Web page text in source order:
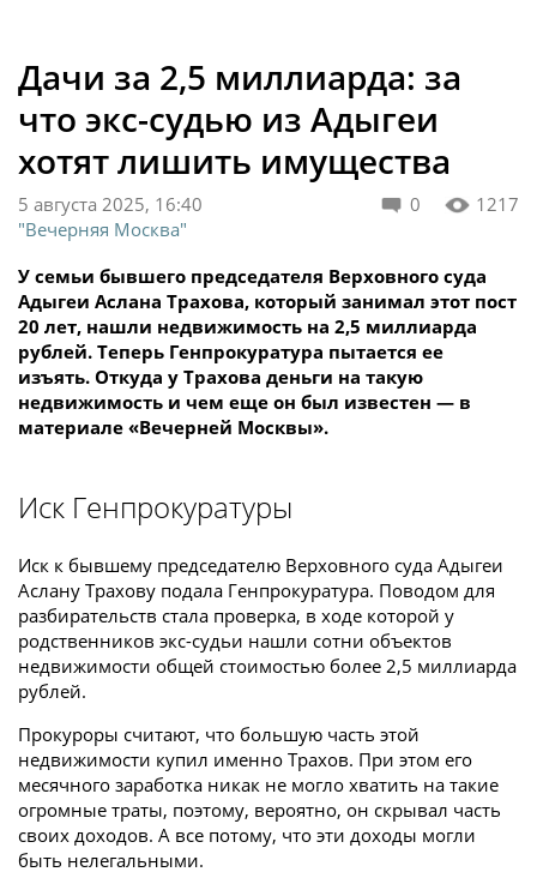
Дачи за 2,5 миллиарда: за
что экс-судью из Адыгеи
хотят лишить имущества
0 1217
5 августа 2025, 16:40
"Вечерняя Москва"
У семьи бывшего председателя Верховного суда
Адыгеи Аслана Трахова, который занимал этот пост
20 лет, нашли недвижимость на 2,5 миллиарда
рублей. Теперь Генпрокуратура пытается ее
изъять. Откуда у Трахова деньги на такую
недвижимость и чем еще он был известен — в
материале «Вечерней Москвы».
Иск Генпрокуратуры
Иск к бывшему председателю Верховного суда Адыгеи
Аслану Трахову подала Генпрокуратура. Поводом для
разбирательств стала проверка, в ходе которой у
родственников экс-судьи нашли сотни объектов
недвижимости общей стоимостью более 2,5 миллиарда
рублей.
Прокуроры считают, что большую часть этой
недвижимости купил именно Трахов. При этом его
месячного заработка никак не могло хватить на такие
огромные траты, поэтому, вероятно, он скрывал часть
своих доходов. А все потому, что эти доходы могли
быть нелегальными.